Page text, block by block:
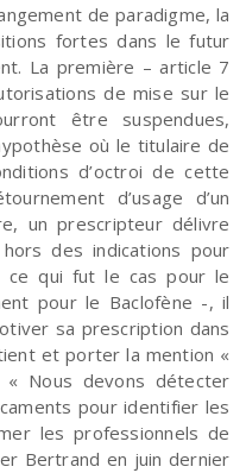
de paradigme, la
fortes dans le futur
La première – article 7
de mise sur le
être suspendues,
où le titulaire de
d’octroi de cette
d’usage d’un
un prescripteur délivre
des indications pour
ce qui fut le cas pour le
pour le Baclofène -, il
sa prescription dans
et porter la mention «
« Nous devons détecter
pour identifier les
les professionnels de
Bertrand en juin dernier